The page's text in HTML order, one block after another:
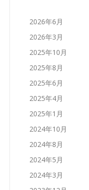
2026年6月
2026年3月
2025年10月
2025年8月
2025年6月
2025年4月
2025年1月
2024年10月
2024年8月
2024年5月
2024年3月